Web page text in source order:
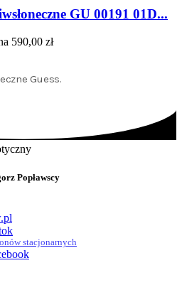
GU 00191 01D...
590,00 zł
Guess.
Popławscy
stacjonarnych